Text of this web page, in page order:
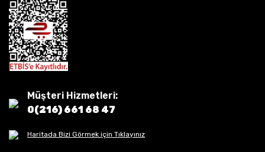
Müşteri Hizmetleri:
0(216) 661 68 47
Haritada Bizi Görmek için Tıklayınız